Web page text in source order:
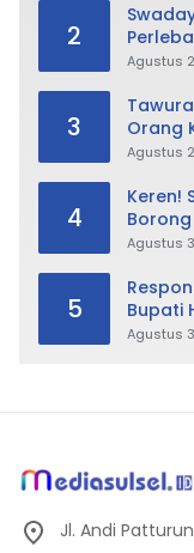
2
Tak
Agustus
3
Orang
Agustus
4
Keren!
Sabet
Agustus
5
Bupati
Perda
Agustus
Jl. Andi